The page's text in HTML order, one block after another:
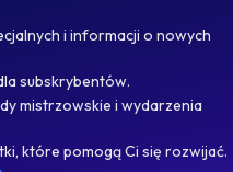
i informacji o nowych
subskrybentów.
mistrzowskie i wydarzenia
które pomogą Ci się rozwijać.